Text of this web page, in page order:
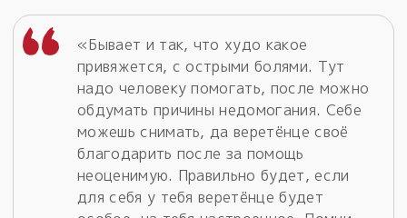
«Бывает и так, что худо какое
привяжется, с острыми болями. Тут
надо человеку помогать, после можно
обдумать причины недомогания. Себе
можешь снимать, да веретёнце своё
благодарить после за помощь
неоценимую. Правильно будет, если
для себя у тебя веретёнце будет